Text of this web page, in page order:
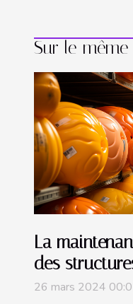
Sur le même
La
des
utilisation
26 mars 2024